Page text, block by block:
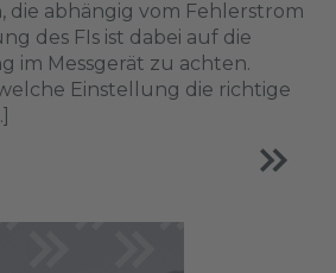
die abhängig vom Fehlerstrom
des FIs ist dabei auf die
im Messgerät zu achten.
Einstellung die richtige